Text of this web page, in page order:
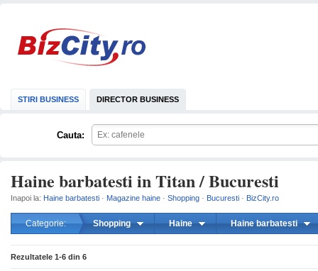
STIRI BUSINESS DIRECTOR BUSINESS
Cauta:
Haine barbatesti in Titan / Bucuresti
Inapoi la: Haine barbatesti · Magazine haine · Shopping · Bucuresti · BizCity.ro
Categorie: Shopping Haine Haine barbatesti
Rezultatele 1-6 din 6